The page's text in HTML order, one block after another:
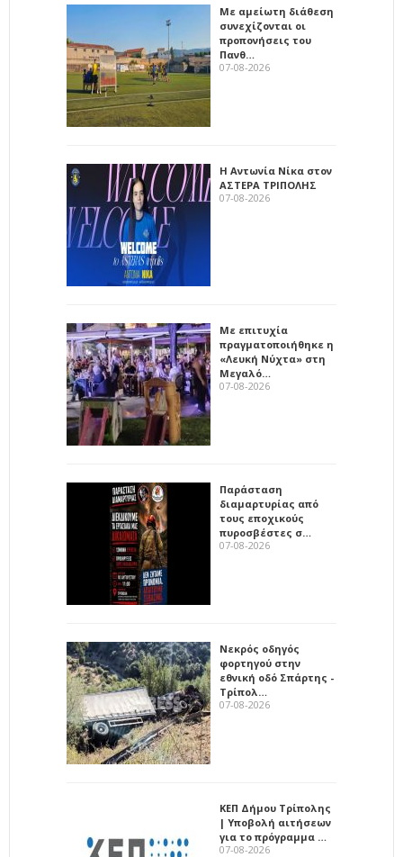
Με αμείωτη διάθεση
συνεχίζονται οι
προπονήσεις του
Πανθ…
07-08-2026
Η Αντωνία Νίκα στον
ΑΣΤΕΡΑ ΤΡΙΠΟΛΗΣ
07-08-2026
Με επιτυχία
πραγματοποιήθηκε η
«Λευκή Νύχτα» στη
Μεγαλό…
07-08-2026
Παράσταση
διαμαρτυρίας από
τους εποχικούς
πυροσβέστες σ…
07-08-2026
Νεκρός οδηγός
φορτηγού στην
εθνική οδό Σπάρτης -
Τρίπολ…
07-08-2026
ΚΕΠ Δήμου Τρίπολης
| Υποβολή αιτήσεων
για το πρόγραμμα …
07-08-2026